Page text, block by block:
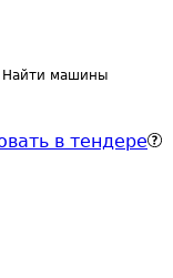
Найти машины
в тендере